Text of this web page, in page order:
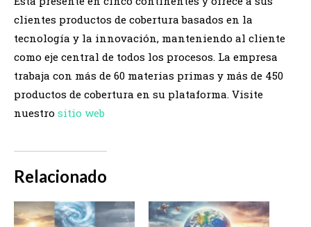
clientes productos de cobertura basados en la
tecnología y la innovación, manteniendo al cliente
como eje central de todos los procesos. La empresa
trabaja con más de 60 materias primas y más de 450
productos de cobertura en su plataforma. Visite
nuestro sitio web
Relacionado